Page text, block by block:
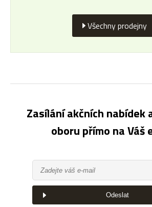
Všechny prodejny
Zasílání akčních nabídek
oboru přímo na Váš
Odeslat